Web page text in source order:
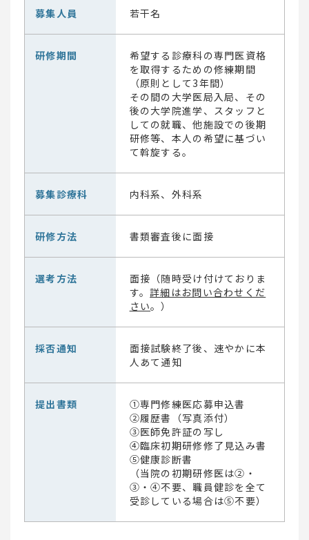
募集人員 若干名
研修期間
希望する診療科の専門医資格
を取得するための修練期間
（原則として3年間）
その間の大学医局入局、その
後の大学院進学、スタッフと
しての就職、他施設での後期
研修等、本人の希望に基づい
て斡旋する。
募集診療科 内科系、外科系
研修方法 書類審査後に面接
選考方法
面接（随時受け付けておりま
す。詳細はお問い合わせくだ
さい。）
採否通知
面接試験終了後、速やかに本
人あて通知
提出書類
①専門修練医応募申込書
②履歴書（写真添付）
③医師免許証の写し
④臨床初期研修修了見込み書
⑤健康診断書
（当院の初期研修医は②・
③・④不要、職員健診を全て
受診している場合は⑤不要）